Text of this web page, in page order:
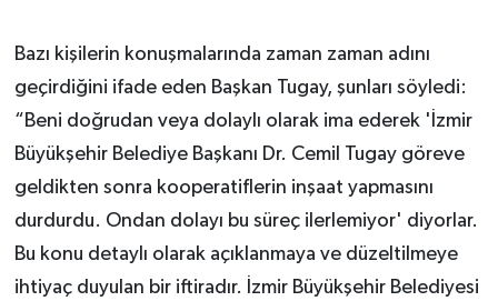
Bazı kişilerin konuşmalarında zaman zaman adını
geçirdiğini ifade eden Başkan Tugay, şunları söyledi:
“Beni doğrudan veya dolaylı olarak ima ederek 'İzmir
Büyükşehir Belediye Başkanı Dr. Cemil Tugay göreve
geldikten sonra kooperatiflerin inşaat yapmasını
durdurdu. Ondan dolayı bu süreç ilerlemiyor' diyorlar.
Bu konu detaylı olarak açıklanmaya ve düzeltilmeye
ihtiyaç duyulan bir iftiradır. İzmir Büyükşehir Belediyesi